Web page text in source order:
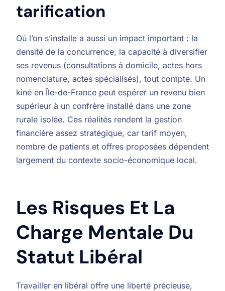
tarification
Où l’on s’installe a aussi un impact important : la
densité de la concurrence, la capacité à diversifier
ses revenus (consultations à domicile, actes hors
nomenclature, actes spécialisés), tout compte. Un
kiné en Île-de-France peut espérer un revenu bien
supérieur à un confrère installé dans une zone
rurale isolée. Ces réalités rendent la gestion
financière assez stratégique, car tarif moyen,
nombre de patients et offres proposées dépendent
largement du contexte socio-économique local.
Les Risques Et La
Charge Mentale Du
Statut Libéral
Travailler en libéral offre une liberté précieuse,